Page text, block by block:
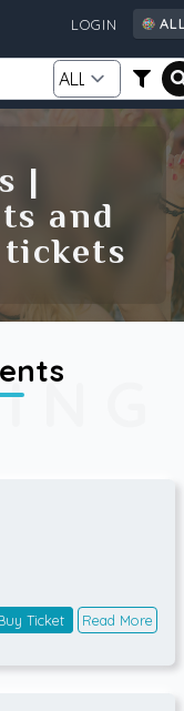
LOGIN
AU
DE
FI
GB
IE
|
and
Ticket Read More